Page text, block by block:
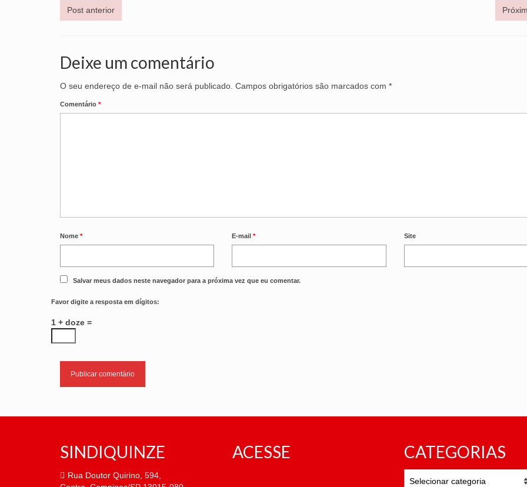
Post anterior
Deixe um comentário
O seu endereço de e-mail não será publicado. Campos obrigatórios são marcados com *
Comentário *
Nome * E-mail* Site
Salvar meus dados neste navegador para a próxima vez que eu comentar.
Favor digite a resposta em dígitos:
1 + doze =
SINDIQUINZE
Rua Doutor Quirino, 594,
ACESSE CATEGORIAS